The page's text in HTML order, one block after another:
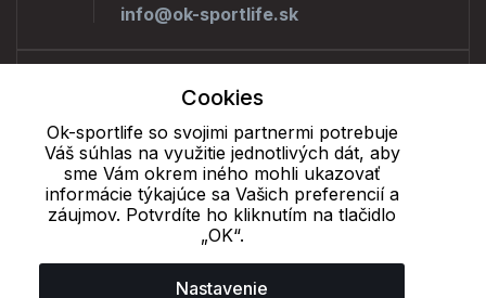
info@ok-sportlife.sk
Offline
+421 277 270 090
Cookie - podrobné nastavenie| Ďalšie informácie|Spracovanie
osobných údajov
Cookies
Ok-sportlife so svojimi partnermi potrebuje
Váš súhlas na využitie jednotlivých dát, aby
sme Vám okrem iného mohli ukazovať
informácie týkajúce sa Vašich preferencií a
záujmov. Potvrdíte ho kliknutím na tlačidlo
„OK“.
Nastavenie